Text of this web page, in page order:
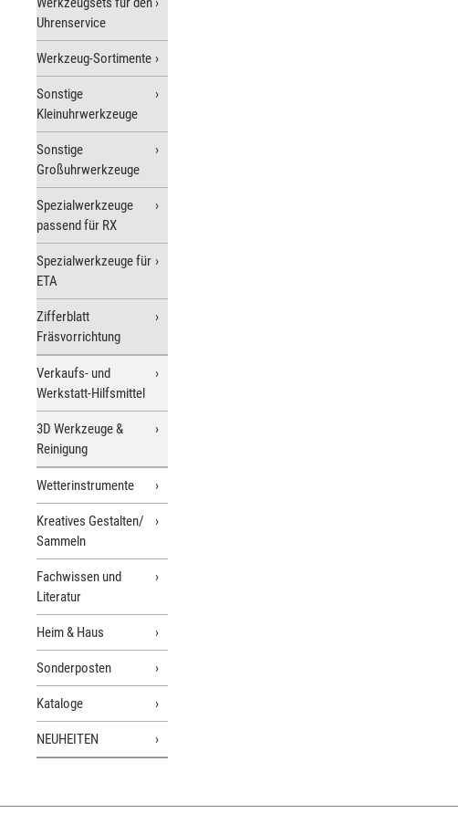
Uhrenservice
Werkzeug-Sortimente
Sonstige
Kleinuhrwerkzeuge
Sonstige
Großuhrwerkzeuge
Spezialwerkzeuge
passend für RX
Spezialwerkzeuge für
ETA
Zifferblatt
Fräsvorrichtung
Verkaufs- und
Werkstatt-Hilfsmittel
3D Werkzeuge &
Reinigung
Wetterinstrumente
Kreatives Gestalten/
Sammeln
Fachwissen und
Literatur
Heim & Haus
Sonderposten
Kataloge
NEUHEITEN